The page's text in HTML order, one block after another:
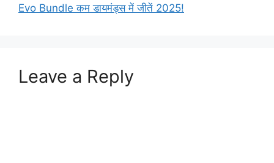
Evo Bundle कम डायमंड्स में जीतें 2025!
Leave a Reply